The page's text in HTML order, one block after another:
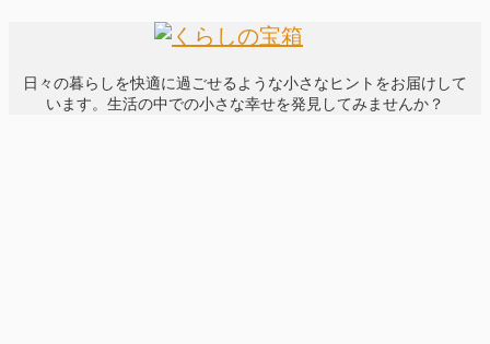
日々の暮らしを快適に過ごせるような小さなヒントをお届けして
います。生活の中での小さな幸せを発見してみませんか？